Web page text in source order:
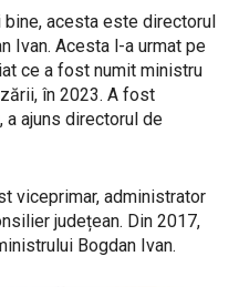
acesta este directorul
Ivan. Acesta l-a urmat pe
ce a fost numit ministru
în 2023. A fost
a ajuns directorul de
viceprimar, administrator
județean. Din 2017,
Bogdan Ivan.